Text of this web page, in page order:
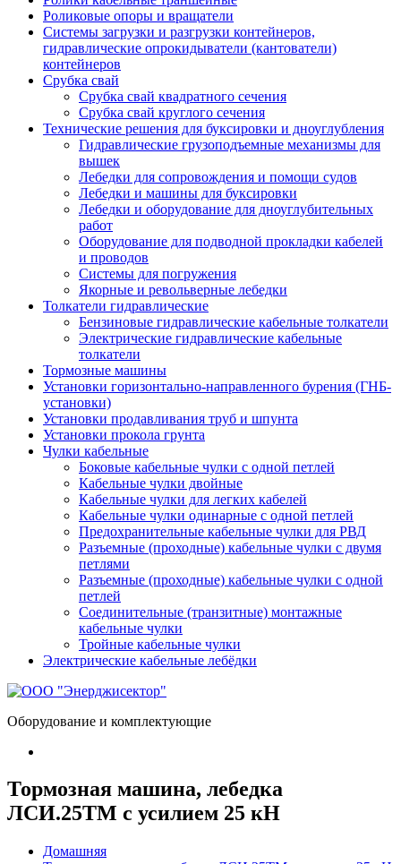
Роликовые опоры и вращатели
Системы загрузки и разгрузки контейнеров,
гидравлические опрокидыватели (кантователи)
контейнеров
Срубка свай
Срубка свай квадратного сечения
Срубка свай круглого сечения
Технические решения для буксировки и дноуглубления
Гидравлические грузоподъемные механизмы для
вышек
Лебедки для сопровождения и помощи судов
Лебедки и машины для буксировки
Лебедки и оборудование для дноуглубительных
работ
Оборудование для подводной прокладки кабелей
и проводов
Системы для погружения
Якорные и револьверные лебедки
Толкатели гидравлические
Бензиновые гидравлические кабельные толкатели
Электрические гидравлические кабельные
толкатели
Тормозные машины
Установки горизонтально-направленного бурения (ГНБ-
установки)
Установки продавливания труб и шпунта
Установки прокола грунта
Чулки кабельные
Боковые кабельные чулки с одной петлей
Кабельные чулки двойные
Кабельные чулки для легких кабелей
Кабельные чулки одинарные с одной петлей
Предохранительные кабельные чулки для РВД
Разъемные (проходные) кабельные чулки с двумя
петлями
Разъемные (проходные) кабельные чулки с одной
петлей
Соединительные (транзитные) монтажные
кабельные чулки
Тройные кабельные чулки
Электрические кабельные лебёдки
Оборудование и комплектующие
Тормозная машина, лебедка
ЛСИ.25ТМ с усилием 25 кН
Домашняя